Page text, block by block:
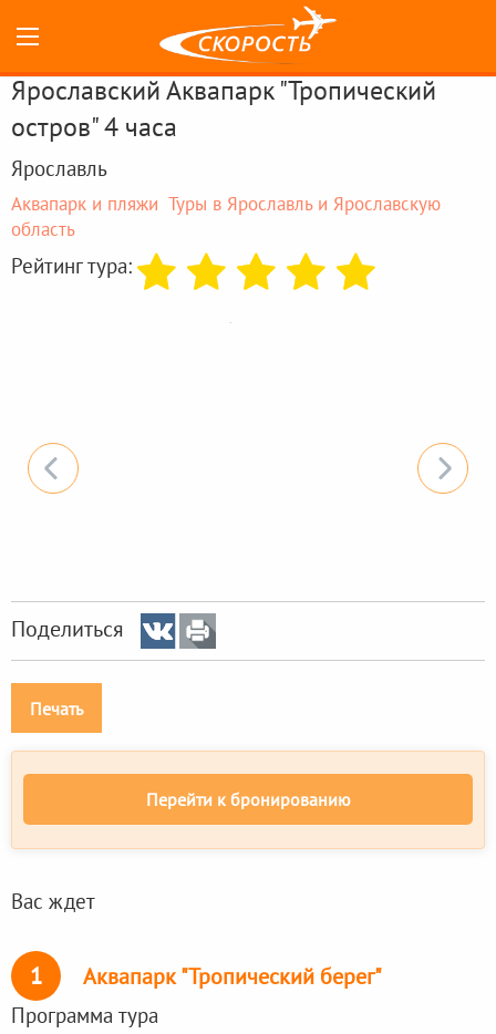
Ярославский Аквапарк "Тропический
остров" 4 часа
Ярославль
Аквапарк и пляжи Туры в Ярославль и Ярославскую
область
Рейтинг тура:
Поделиться
Печать
Перейти к бронированию
Вас ждет
1 Аквапарк "Тропический берег"
Программа тура